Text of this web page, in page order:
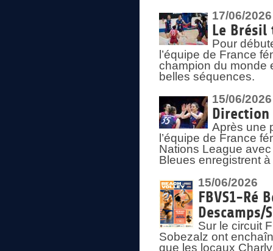
17/06/2026
Le
Pour
l’équipe de France
champion du monde
belles séquences.
15/06/2026
Après une
l’équipe de France
Nations League
Bleues enregistrent
15/06/2026
FBVS1-Ré
Descamps/
Sur le circuit
Sobezalz ont
que les locaux